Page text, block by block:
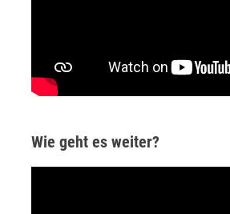
Wie geht es weiter?